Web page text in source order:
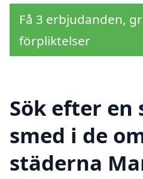
Få 3 erbjudanden,
förpliktelser
Sök efter en
smed i de
städerna